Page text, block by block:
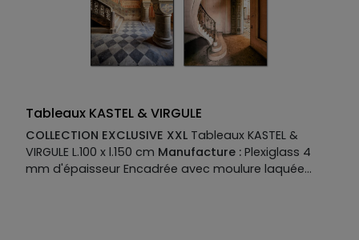
Tableaux KASTEL & VIRGULE
COLLECTION EXCLUSIVE XXL Tableaux KASTEL &
VIRGULE L.100 x l.150 cm Manufacture : Plexiglass 4
mm d'épaisseur Encadrée avec moulure laquée